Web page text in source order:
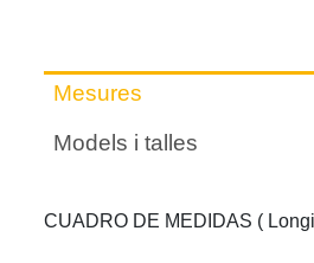
Mesures
Models i talles
CUADRO DE MEDIDAS (